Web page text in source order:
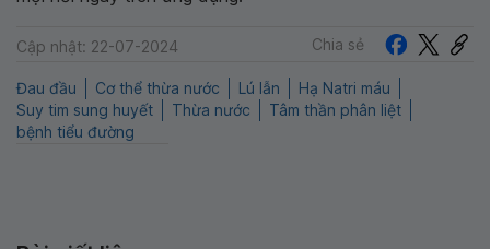
Cập nhật: 22-07-2024 Chia sẻ
Đau đầu Cơ thể thừa nước Lú lẫn
Hạ Natri máu
Suy tim sung huyết
Thừa nước
Tâm thần phân liệt
bệnh tiểu đường